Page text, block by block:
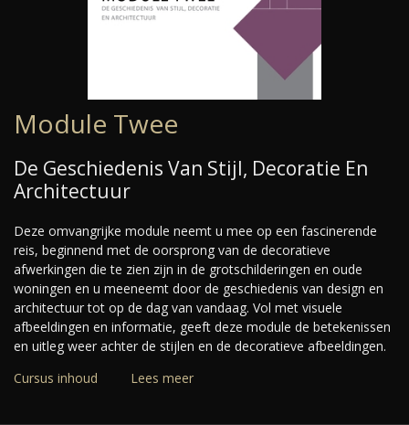
Module Twee
De Geschiedenis Van Stijl, Decoratie En
Architectuur
Deze omvangrijke module neemt u mee op een fascinerende
reis, beginnend met de oorsprong van de decoratieve
afwerkingen die te zien zijn in de grotschilderingen en oude
woningen en u meeneemt door de geschiedenis van design en
architectuur tot op de dag van vandaag. Vol met visuele
afbeeldingen en informatie, geeft deze module de betekenissen
en uitleg weer achter de stijlen en de decoratieve afbeeldingen.
Cursus inhoud
Lees meer